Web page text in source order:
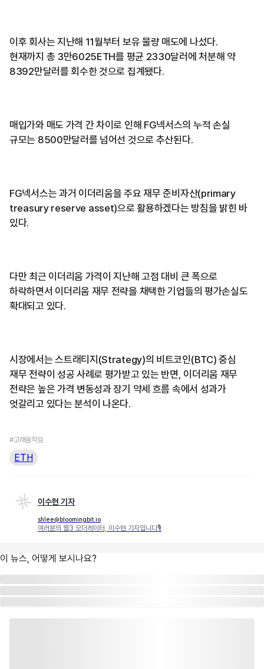
이후 회사는 지난해 11월부터 보유 물량 매도에 나섰다.
현재까지 총 3만6025ETH를 평균 2330달러에 처분해 약
8392만달러를 회수한 것으로 집계됐다.
매입가와 매도 가격 간 차이로 인해 FG넥서스의 누적 손실
규모는 8500만달러를 넘어선 것으로 추산된다.
FG넥서스는 과거 이더리움을 주요 재무 준비자산(primary
treasury reserve asset)으로 활용하겠다는 방침을 밝힌 바
있다.
다만 최근 이더리움 가격이 지난해 고점 대비 큰 폭으로
하락하면서 이더리움 재무 전략을 채택한 기업들의 평가손실도
확대되고 있다.
시장에서는 스트래티지(Strategy)의 비트코인(BTC) 중심
재무 전략이 성공 사례로 평가받고 있는 반면, 이더리움 재무
전략은 높은 가격 변동성과 장기 약세 흐름 속에서 성과가
엇갈리고 있다는 분석이 나온다.
#고래움직임
ETH
이수현 기자
shlee@bloomingbit.io
여러분의 웹3 모더레이터, 이수현 기자입니다🎙
이 뉴스, 어떻게 보시나요?